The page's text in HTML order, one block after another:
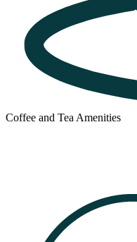
Coffee and Tea Amenities